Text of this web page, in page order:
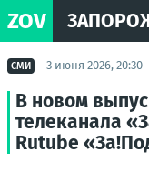
ZOV
СМИ 3 июня 2026, 20:30
В новом
телеканала
Rutube